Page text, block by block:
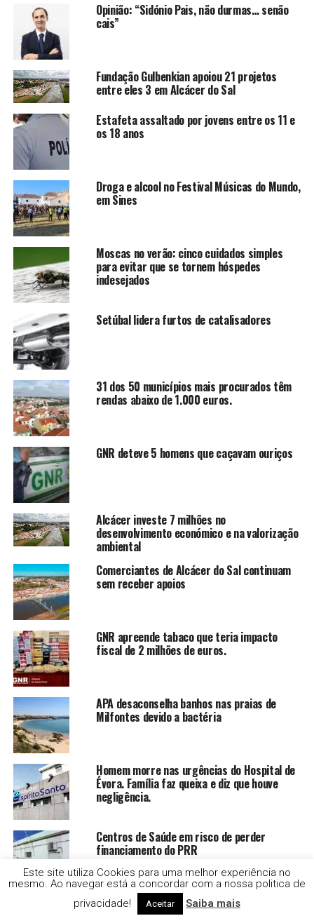
Opinião: “Sidónio Pais, não durmas… senão
cais”
Fundação Gulbenkian apoiou 21 projetos
entre eles 3 em Alcácer do Sal
Estafeta assaltado por jovens entre os 11 e
os 18 anos
Droga e alcool no Festival Músicas do Mundo,
em Sines
Moscas no verão: cinco cuidados simples
para evitar que se tornem hóspedes
indesejados
Setúbal lidera furtos de catalisadores
31 dos 50 municípios mais procurados têm
rendas abaixo de 1.000 euros.
GNR deteve 5 homens que caçavam ouriços
Alcácer investe 7 milhões no
desenvolvimento económico e na valorização
ambiental
Comerciantes de Alcácer do Sal continuam
sem receber apoios
GNR apreende tabaco que teria impacto
fiscal de 2 milhões de euros.
APA desaconselha banhos nas praias de
Milfontes devido a bactéria
Homem morre nas urgências do Hospital de
Évora. Família faz queixa e diz que houve
negligência.
Centros de Saúde em risco de perder
financiamento do PRR
Ministra do Ambiente não esteve em
cerimónia mas diz que não foi devido a
Este site utiliza Cookies para uma melhor experiência no
mesmo. Ao navegar está a concordar com a nossa politica de
privacidade!
Aceitar Saiba mais